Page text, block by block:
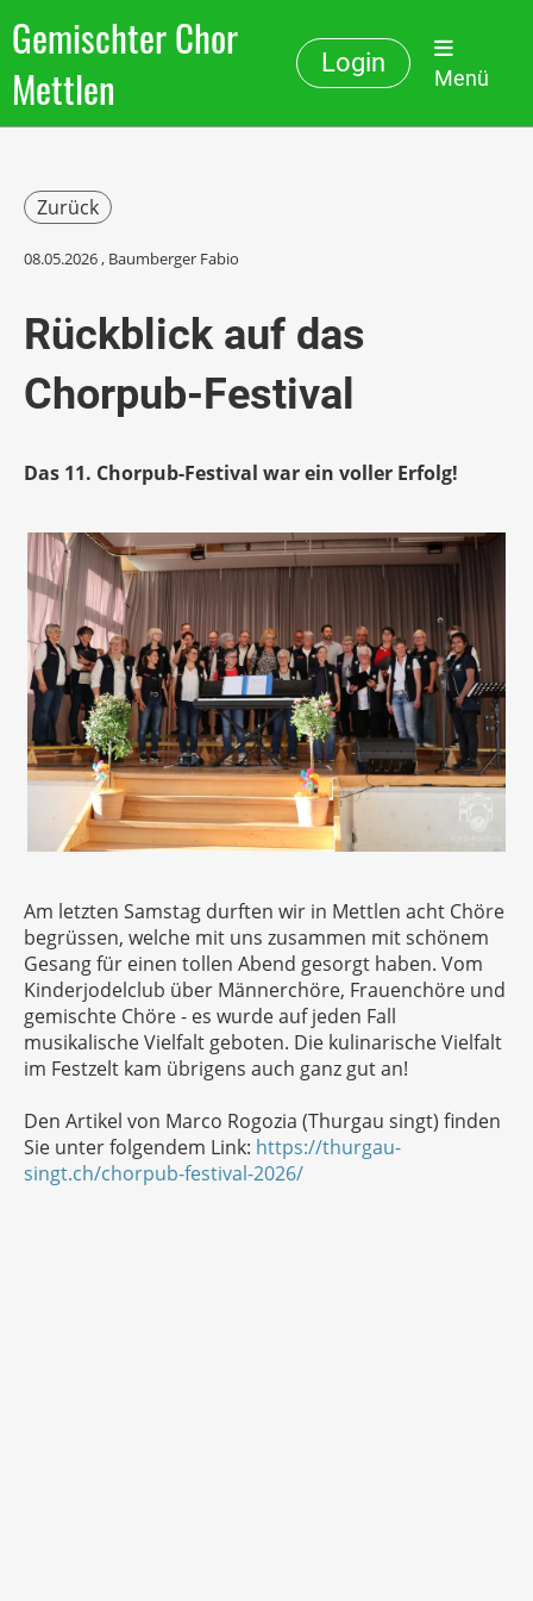
Gemischter Chor
Mettlen
Login
Menü
Zurück
08.05.2026, Baumberger Fabio
Rückblick auf das
Chorpub-Festival
Das 11. Chorpub-Festival war ein voller Erfolg!
Am letzten Samstag durften wir in Mettlen acht Chöre
begrüssen, welche mit uns zusammen mit schönem
Gesang für einen tollen Abend gesorgt haben. Vom
Kinderjodelclub über Männerchöre, Frauenchöre und
gemischte Chöre - es wurde auf jeden Fall
musikalische Vielfalt geboten. Die kulinarische Vielfalt
im Festzelt kam übrigens auch ganz gut an!
Den Artikel von Marco Rogozia (Thurgau singt) finden
Sie unter folgendem Link: https://thurgau-
singt.ch/chorpub-festival-2026/